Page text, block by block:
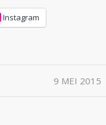
Instagram
9 MEI 2015
/